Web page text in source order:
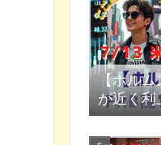
【ホルム
が近く利